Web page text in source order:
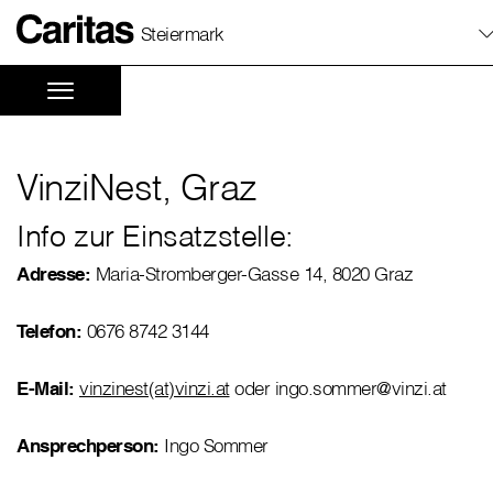
Steiermark
VinziNest, Graz
Info zur Einsatzstelle:
Adresse: Maria-Stromberger-Gasse 14, 8020 Graz
Telefon: 0676 8742 3144
E-Mail: vinzinest(at)vinzi.atoder ingo.sommer@vinzi.at
Ansprechperson: Ingo Sommer